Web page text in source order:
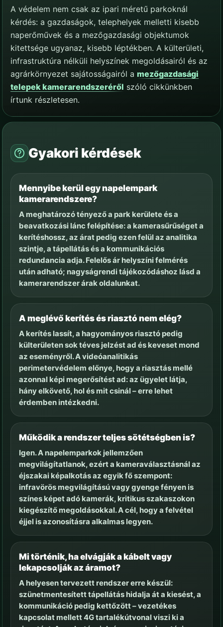
A védelem nem csak az ipari méretű parkoknál
kérdés: a gazdaságok, telephelyek melletti kisebb
naperőművek és a mezőgazdasági objektumok
kitettsége ugyanaz, kisebb léptékben. A külterületi,
infrastruktúra nélküli helyszínek megoldásairól és az
agrárkörnyezet sajátosságairól a mezőgazdasági
telepek kamerarendszeréről szóló cikkünkben
írtunk részletesen.
Gyakori kérdések
Mennyibe kerül egy napelempark
kamerarendszere?
A meghatározó tényező a park kerülete és a
beavatkozási lánc felépítése: a kamerasűrűséget a
kerítéshossz, az árat pedig ezen felül az analitika
szintje, a tápellátás és a kommunikációs
redundancia adja. Felelős ár helyszíni felmérés
után adható; nagyságrendi tájékozódáshoz lásd a
kamerarendszer árak oldalunkat.
A meglévő kerítés és riasztó nem elég?
A kerítés lassít, a hagyományos riasztó pedig
külterületen sok téves jelzést ad és keveset mond
az eseményről. A videóanalitikás
perimetervédelem előnye, hogy a riasztás mellé
azonnal képi megerősítést ad: az ügyelet látja,
hány elkövető, hol és mit csinál – erre lehet
érdemben intézkedni.
Működik a rendszer teljes sötétségben is?
Igen. A napelemparkok jellemzően
megvilágítatlanok, ezért a kameraválasztásnál az
éjszakai képalkotás az egyik fő szempont:
infravörös megvilágítású vagy gyenge fényen is
színes képet adó kamerák, kritikus szakaszokon
kiegészítő megoldásokkal. A cél, hogy a felvétel
éjjel is azonosításra alkalmas legyen.
Mi történik, ha elvágják a kábelt vagy
lekapcsolják az áramot?
A helyesen tervezett rendszer erre készül:
szünetmentesített tápellátás hidalja át a kiesést, a
kommunikáció pedig kettőzött – vezetékes
kapcsolat mellett 4G tartalékútvonal viszi ki a